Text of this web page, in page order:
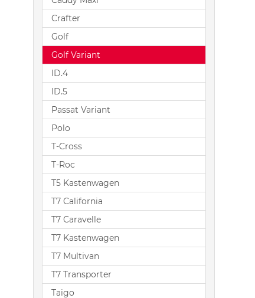
Crafter
Golf
Golf Variant
ID.4
ID.5
Passat Variant
Polo
T-Cross
T-Roc
T5 Kastenwagen
T7 California
T7 Caravelle
T7 Kastenwagen
T7 Multivan
T7 Transporter
Taigo